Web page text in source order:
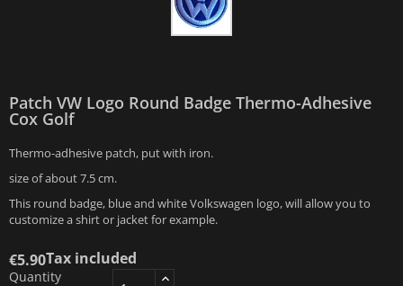
Patch VW Logo Round Badge Thermo-Adhesive
Cox Golf
Thermo-adhesive patch, put with iron.
size of about 7.5 cm.
This round badge, blue and white Volkswagen logo, will allow you to
customize a shirt or jacket for example.
€5.90Tax included
Quantity